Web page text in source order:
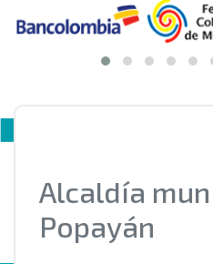
Alcaldía
Popayán